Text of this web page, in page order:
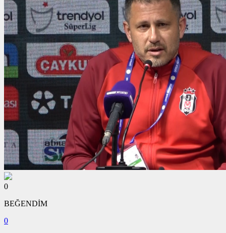
0
BEĞENDİM
0